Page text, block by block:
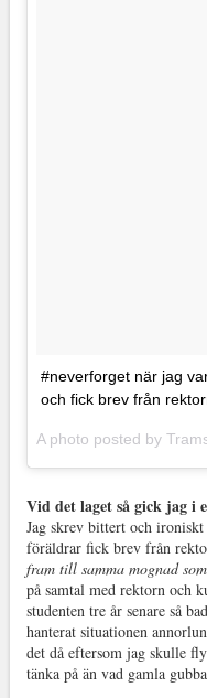
#neverforget när jag
och fick brev från
A photo posted by
Vid det laget så gick jag i
Jag skrev bittert och
föräldrar fick brev från
fram till samma mognad
på samtal med rektorn och
studenten tre år senare så
hanterat situationen
det då eftersom jag skulle
tänka på än vad gamla